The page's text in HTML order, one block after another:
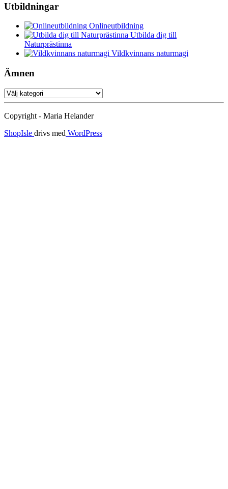
Utbildningar
Onlineutbildning
Utbilda dig till
Naturprästinna
Vildkvinnans naturmagi
Ämnen
Ämnen
Copyright - Maria Helander
ShopIsle drivs med WordPress